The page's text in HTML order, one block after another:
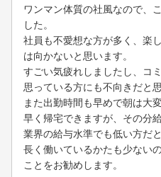
ワンマン体質の社風なので、
した。
社員も不愛想な方が多く、楽
は向かないと思います。
すごい気疲れしましたし、コ
思っている方にも不向きだと
また出勤時間も早めで朝は大
早く帰宅できますが、その分
業界の給与水準でも低い方だ
長く働いているかたも少ない
ことをお勧めします。